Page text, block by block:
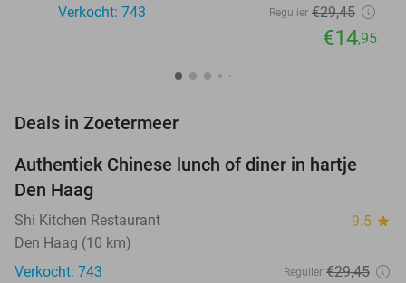
Verkocht: 743
Regulier €29,45
€14,95
Deals in Zoetermeer
49%
Authentiek Chinese lunch of diner in hartje
Den Haag
Shi Kitchen Restaurant 9.5 star
Den Haag (10 km)
Verkocht: 743
Regulier €29,45